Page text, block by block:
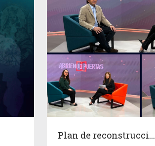
Plan de reconstrucci...